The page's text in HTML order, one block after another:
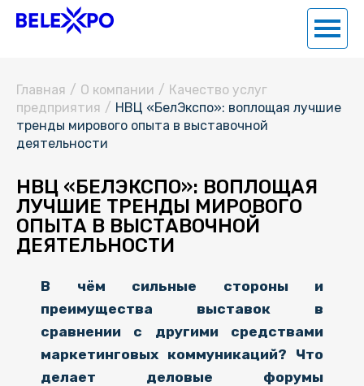
Главная / О компании / Качество услуг
предприятия / НВЦ «БелЭкспо»: воплощая лучшие
тренды мирового опыта в выставочной
деятельности
НВЦ «БЕЛЭКСПО»: ВОПЛОЩАЯ
ЛУЧШИЕ ТРЕНДЫ МИРОВОГО
ОПЫТА В ВЫСТАВОЧНОЙ
ДЕЯТЕЛЬНОСТИ
В чём сильные стороны и
преимущества выставок в
сравнении с другими средствами
маркетинговых коммуникаций? Что
делает деловые форумы